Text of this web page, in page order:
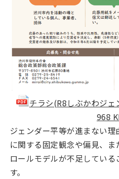
チラシ(R8しぶかわジ
968
ジェンダー平等が進まない
に関する固定観念や偏見、
ロールモデルが不足してい
す。